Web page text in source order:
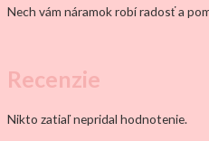
Nech vám náramok robí radosť a
Recenzie
Nikto zatiaľ nepridal hodnotenie.